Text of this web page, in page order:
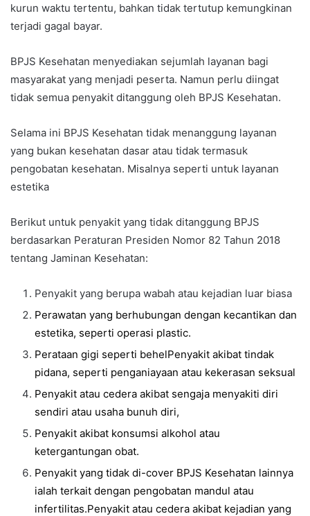
kurun waktu tertentu, bahkan tidak tertutup kemungkinan
terjadi gagal bayar.
BPJS Kesehatan menyediakan sejumlah layanan bagi
masyarakat yang menjadi peserta. Namun perlu diingat
tidak semua penyakit ditanggung oleh BPJS Kesehatan.
Selama ini BPJS Kesehatan tidak menanggung layanan
yang bukan kesehatan dasar atau tidak termasuk
pengobatan kesehatan. Misalnya seperti untuk layanan
estetika
Berikut untuk penyakit yang tidak ditanggung BPJS
berdasarkan Peraturan Presiden Nomor 82 Tahun 2018
tentang Jaminan Kesehatan:
Penyakit yang berupa wabah atau kejadian luar biasa
Perawatan yang berhubungan dengan kecantikan dan
estetika, seperti operasi plastic.
Perataan gigi seperti behelPenyakit akibat tindak
pidana, seperti penganiayaan atau kekerasan seksual
Penyakit atau cedera akibat sengaja menyakiti diri
sendiri atau usaha bunuh diri,
Penyakit akibat konsumsi alkohol atau
ketergantungan obat.
Penyakit yang tidak di-cover BPJS Kesehatan lainnya
ialah terkait dengan pengobatan mandul atau
infertilitas.Penyakit atau cedera akibat kejadian yang